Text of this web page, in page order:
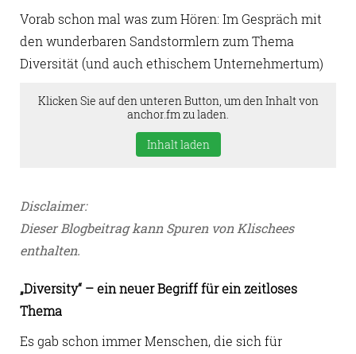
Vorab schon mal was zum Hören: Im Gespräch mit
den wunderbaren Sandstormlern zum Thema
Diversität (und auch ethischem Unternehmertum)
Klicken Sie auf den unteren Button, um den Inhalt von
anchor.fm zu laden.
Inhalt laden
Disclaimer:
Dieser Blogbeitrag kann Spuren von Klischees
enthalten.
„Diversity“ – ein neuer Begriff für ein zeitloses
Thema
Es gab schon immer Menschen, die sich für